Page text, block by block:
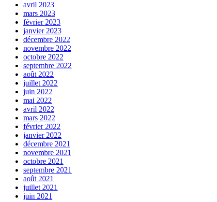
avril 2023
mars 2023
février 2023
janvier 2023
décembre 2022
novembre 2022
octobre 2022
septembre 2022
août 2022
juillet 2022
juin 2022
mai 2022
avril 2022
mars 2022
février 2022
janvier 2022
décembre 2021
novembre 2021
octobre 2021
septembre 2021
août 2021
juillet 2021
juin 2021